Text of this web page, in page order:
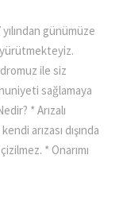
günümüze
yürütmekteyiz.
ile siz
sağlamaya
* Arızalı
arızası dışında
* Onarımı